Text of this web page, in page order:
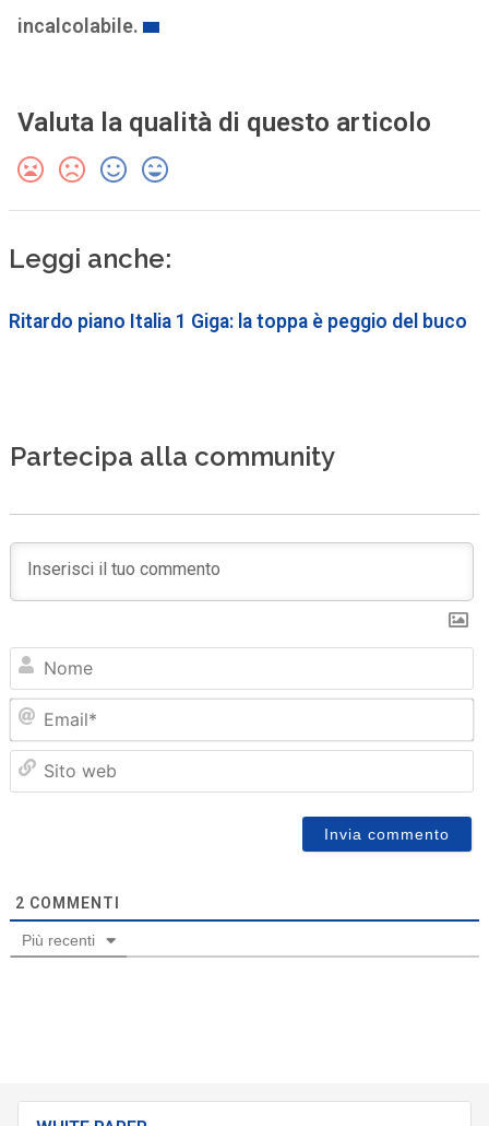
incalcolabile.
Valuta la qualità di questo articolo
Leggi anche:
Ritardo piano Italia 1 Giga: la toppa è peggio del buco
Partecipa alla community
2 COMMENTI
Più recenti